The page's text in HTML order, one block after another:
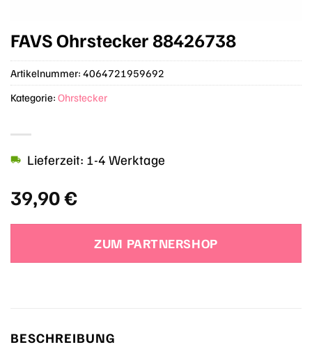
FAVS Ohrstecker 88426738
39,90€
Lieferzeit: 1-4 Werktage
ZUM PARTNERSHOP
Artikelnummer: 4064721959692
Kategorie: Ohrstecker
BESCHREIBUNG